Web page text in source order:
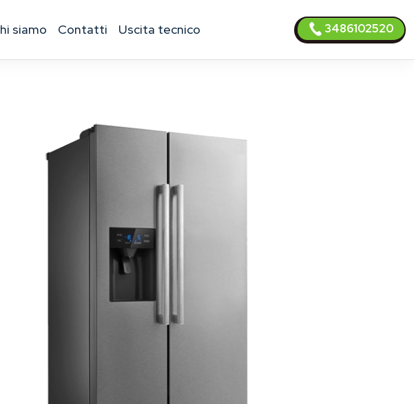
chi siamo contatti uscita tecnico 3486102520